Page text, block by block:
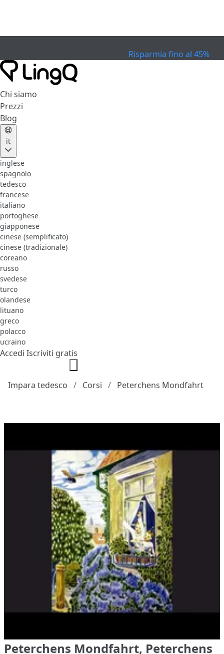
Risparmia fino al 45%
Chi siamo
Prezzi
Blog
it
inglese
spagnolo
tedesco
francese
italiano
portoghese
giapponese
cinese (semplificato)
cinese (tradizionale)
coreano
russo
svedese
turco
olandese
lituano
greco
polacco
ucraino
Accedi Iscriviti gratis
Impara tedesco Corsi Peterchens Mondfahrt
Peterchens Mondfahrt, Peterchens